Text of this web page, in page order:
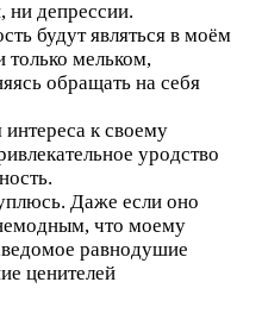
ни депрессии.
будут являться в моём
только мельком,
обращать на себя
к своему
уродство
Даже если оно
что моему
равнодушие
ценителей